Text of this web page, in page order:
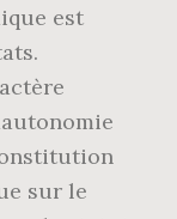
est
sur le